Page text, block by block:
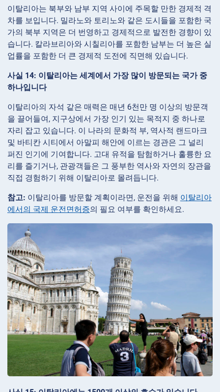
이탈리아는 북부와 남부 지역 사이에 주목할 만한 경제적 격
차를 보입니다. 밀라노와 토리노와 같은 도시들을 포함한 국
가의 북부 지역은 더 번영하고 경제적으로 발전한 경향이 있
습니다. 칼라브리아와 시칠리아를 포함한 남부는 더 높은 실
업률을 포함한 더 큰 경제적 도전에 직면해 있습니다.
사실 14: 이탈리아는 세계에서 가장 많이 방문되는 국가 중
하나입니다
이탈리아의 자석 같은 매력은 매년 6천만 명 이상의 방문객
을 끌어들여, 지구상에서 가장 인기 있는 목적지 중 하나로
자리 잡고 있습니다. 이 나라의 문화적 부, 역사적 랜드마크
및 바티칸 시티에서 아말피 해안에 이르는 경관은 그 널리
퍼진 인기에 기여합니다. 고대 유적을 탐험하거나 훌륭한 요
리를 즐기거나, 관광객들은 그 풍부한 역사와 자연의 장관을
직접 경험하기 위해 이탈리아로 몰려듭니다.
참고: 이탈리아를 방문할 계획이라면, 운전을 위해 이탈리아
에서의 국제 운전면허증의 필요 여부를 확인하세요.